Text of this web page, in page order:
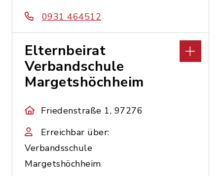
0931 464512
Elternbeirat
Verbandschule
Margetshöchheim
Friedenstraße 1, 97276
Erreichbar über:
Verbandsschule
Margetshöchheim